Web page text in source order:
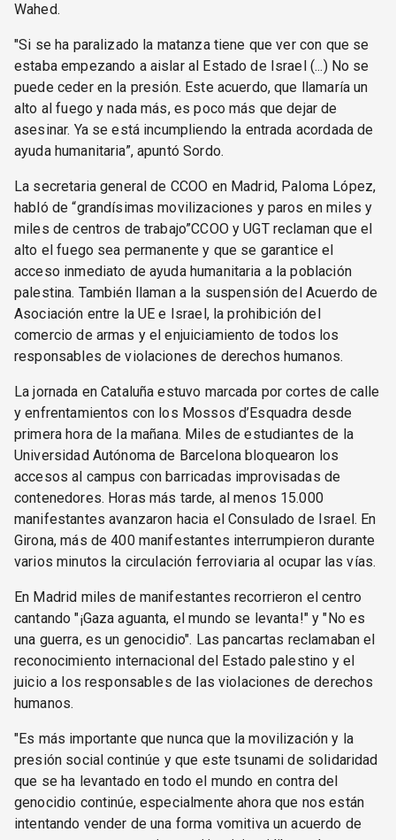
Wahed.
"Si se ha paralizado la matanza tiene que ver con que se
estaba empezando a aislar al Estado de Israel (...) No se
puede ceder en la presión. Este acuerdo, que llamaría un
alto al fuego y nada más, es poco más que dejar de
asesinar. Ya se está incumpliendo la entrada acordada de
ayuda humanitaria”, apuntó Sordo.
La secretaria general de CCOO en Madrid, Paloma López,
habló de “grandísimas movilizaciones y paros en miles y
miles de centros de trabajo”CCOO y UGT reclaman que el
alto el fuego sea permanente y que se garantice el
acceso inmediato de ayuda humanitaria a la población
palestina. También llaman a la suspensión del Acuerdo de
Asociación entre la UE e Israel, la prohibición del
comercio de armas y el enjuiciamiento de todos los
responsables de violaciones de derechos humanos.
La jornada en Cataluña estuvo marcada por cortes de calle
y enfrentamientos con los Mossos d’Esquadra desde
primera hora de la mañana. Miles de estudiantes de la
Universidad Autónoma de Barcelona bloquearon los
accesos al campus con barricadas improvisadas de
contenedores. Horas más tarde, al menos 15.000
manifestantes avanzaron hacia el Consulado de Israel. En
Girona, más de 400 manifestantes interrumpieron durante
varios minutos la circulación ferroviaria al ocupar las vías.
En Madrid miles de manifestantes recorrieron el centro
cantando "¡Gaza aguanta, el mundo se levanta!" y "No es
una guerra, es un genocidio". Las pancartas reclamaban el
reconocimiento internacional del Estado palestino y el
juicio a los responsables de las violaciones de derechos
humanos.
"Es más importante que nunca que la movilización y la
presión social continúe y que este tsunami de solidaridad
que se ha levantado en todo el mundo en contra del
genocidio continúe, especialmente ahora que nos están
intentando vender de una forma vomitiva un acuerdo de